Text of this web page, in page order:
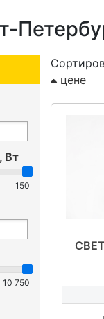
Вт
150
10 750
цене